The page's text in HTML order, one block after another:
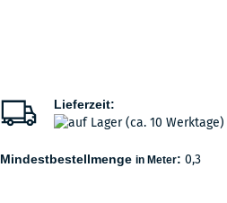
Lieferzeit:
Mindestbestellmenge in Meter: 0,3